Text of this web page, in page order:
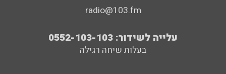
radio@103.fm
עלייה לשידור: 0552-103-103
בעלות שיחה רגילה